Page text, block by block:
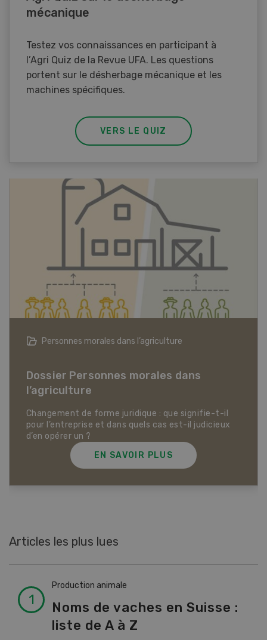
mécanique
Testez vos connaissances en participant à
l’Agri Quiz de la Revue UFA. Les questions
portent sur le désherbage mécanique et les
machines spécifiques.
VERS LE QUIZ
Articles biologiques
Dossier Articles biologiques
EN SAVOIR PLUS
Articles les plus lues
Production animale
Noms de vaches en Suisse :
liste de A à Z